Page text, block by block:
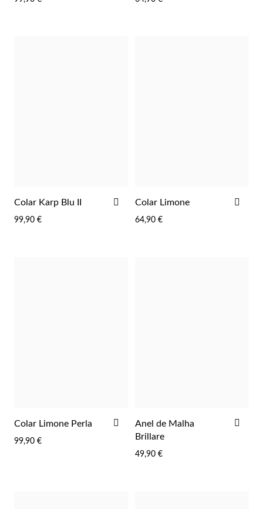
FAVORITOS
Colar Karp Blu II
99,90 €
ADICIONAR
FAVORITOS
Colar Limone
64,90 €
Colar Limone Perla
99,90 €
ADICIONAR
AOS
Anel de Malha
Brillare
49,90 €